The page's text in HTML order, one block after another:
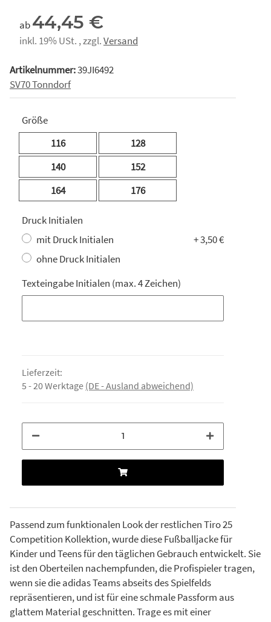
ab44,45 €
inkl. 19% USt. , zzgl.Versand
Artikelnummer:39JI6492
SV70 Tonndorf
Größe
116
128
140
152
164
176
Druck Initialen
mit Druck Initialen
+ 3,50 €
ohne Druck Initialen
Texteingabe Initialen (max. 4 Zeichen)
Lieferzeit:
5 - 20 Werktage (DE - Ausland abweichend)
Passend zum funktionalen Look der restlichen Tiro 25
Competition Kollektion, wurde diese Fußballjacke für
Kinder und Teens für den täglichen Gebrauch entwickelt. Sie
ist den Oberteilen nachempfunden, die Profispieler tragen,
wenn sie die adidas Teams abseits des Spielfelds
repräsentieren, und ist für eine schmale Passform aus
glattem Material geschnitten. Trage es mit einer